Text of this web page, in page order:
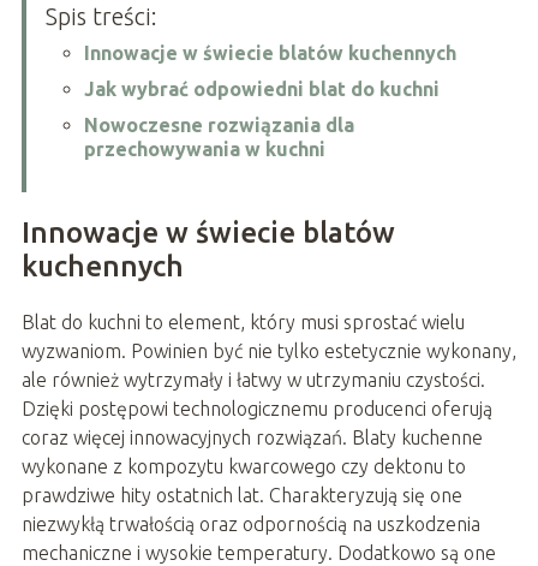
Spis treści:
Innowacje w świecie blatów kuchennych
Jak wybrać odpowiedni blat do kuchni
Nowoczesne rozwiązania dla
przechowywania w kuchni
Innowacje w świecie blatów
kuchennych
Blat do kuchni to element, który musi sprostać wielu
wyzwaniom. Powinien być nie tylko estetycznie wykonany,
ale również wytrzymały i łatwy w utrzymaniu czystości.
Dzięki postępowi technologicznemu producenci oferują
coraz więcej innowacyjnych rozwiązań. Blaty kuchenne
wykonane z kompozytu kwarcowego czy dektonu to
prawdziwe hity ostatnich lat. Charakteryzują się one
niezwykłą trwałością oraz odpornością na uszkodzenia
mechaniczne i wysokie temperatury. Dodatkowo są one